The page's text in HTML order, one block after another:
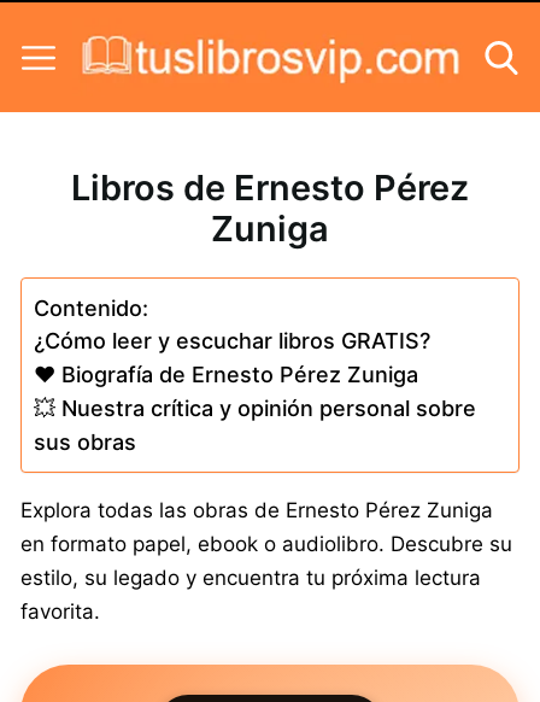
Libros de Ernesto Pérez
Zuniga
Contenido:
¿Cómo leer y escuchar libros GRATIS?
❤️ Biografía de Ernesto Pérez Zuniga
💥 Nuestra crítica y opinión personal sobre
sus obras
Explora todas las obras de Ernesto Pérez Zuniga
en formato papel, ebook o audiolibro. Descubre su
estilo, su legado y encuentra tu próxima lectura
favorita.